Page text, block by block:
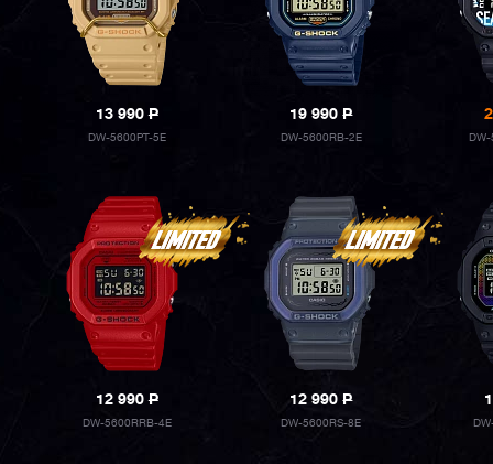
13 990P
DW-5600PT-5E
19 990P
DW-5600RB-2E
12 990P
DW-5600RRB-4E
12 990P
DW-5600RS-8E